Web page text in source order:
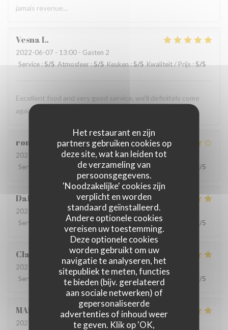
Het restaurant en zijn
partners gebruiken cookies op
deze site, wat kan leiden tot
de verzameling van
persoonsgegevens.
'Noodzakelijke' cookies zijn
verplicht en worden
standaard geïnstalleerd.
Andere optionele cookies
vereisen uw toestemming.
Deze optionele cookies
worden gebruikt om uw
navigatie te analyseren, het
sitepubliek te meten, functies
te bieden (bijv. gerelateerd
aan sociale netwerken) of
gepersonaliseerde
advertenties of inhoud weer
te geven. Klik op 'OK,
jamais revenue...
VesnaL
2022-06-07 - 13:00 - Gasten 2
Service:5/5 Atmosfeer:5/5 Keuken:5/5 Kwaliteit / Prijs:5/5
Excellent food and very good service, we'll definitely come
again.
romain
2022-06-22
- 13:00 - Gasten 4
Service
Atmosfeer:5/5 Keuken:4/5 Kwaliteit / Prijs /5
Dalesme
2022-06-21
- 19:00 - Gasten 6
Service
Atmosfeer :5/5 Keuken: 5/5 Kwaliteit / Prijs /5
Clarisse
2022-06-21
- 19:00 - Gasten 2
Service
Atmosfeer /5 Keuken 5/5 Kwaliteit / Prijs /5
MARIA
2022-06-20
- 19:00 - Gasten 8